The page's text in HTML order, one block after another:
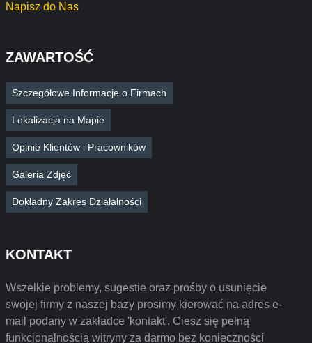
Napisz do Nas
ZAWARTOŚĆ
Szczegółowe Informacje o Firmach
Lokalizacja na Mapie
Opinie Klientów i Pracowników
Galeria Zdjęć
Dokładny Zakres Działalności
KONTAKT
Wszelkie problemy, sugestie oraz prośby o usunięcie
swojej firmy z naszej bazy prosimy kierować na adres e-
mail podany w zakładce 'kontakt'. Ciesz się pełną
funkcjonalnością witryny za darmo bez konieczności